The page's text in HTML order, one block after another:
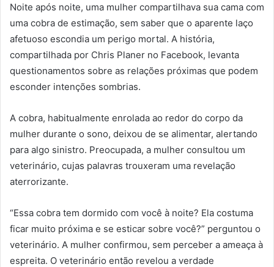
Noite após noite, uma mulher compartilhava sua cama com
uma cobra de estimação, sem saber que o aparente laço
afetuoso escondia um perigo mortal. A história,
compartilhada por Chris Planer no Facebook, levanta
questionamentos sobre as relações próximas que podem
esconder intenções sombrias.
A cobra, habitualmente enrolada ao redor do corpo da
mulher durante o sono, deixou de se alimentar, alertando
para algo sinistro. Preocupada, a mulher consultou um
veterinário, cujas palavras trouxeram uma revelação
aterrorizante.
“Essa cobra tem dormido com você à noite? Ela costuma
ficar muito próxima e se esticar sobre você?” perguntou o
veterinário. A mulher confirmou, sem perceber a ameaça à
espreita. O veterinário então revelou a verdade